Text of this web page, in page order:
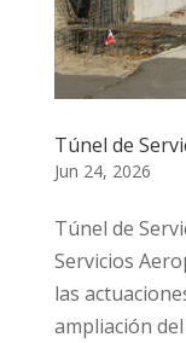
Túnel de
Jun 24, 2026
Túnel de
Servicios
las
ampliación